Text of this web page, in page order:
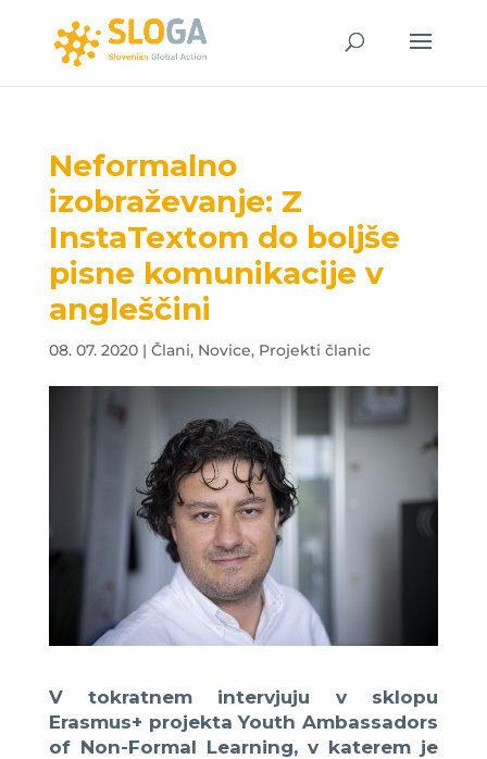
Neformalno
izobraževanje: Z
InstaTextom do boljše
pisne komunikacije v
angleščini
08. 07. 2020| Člani, Novice, Projekti članic
V tokratnem intervjuju v sklopu
Erasmus+ projekta Youth Ambassadors
of Non-Formal Learning, v katerem je